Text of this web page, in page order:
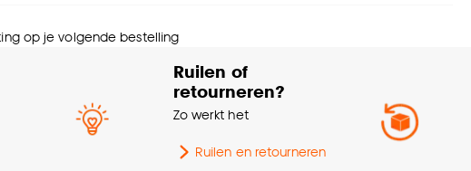
Interieurstijl Modern
60 CM
op je volgende bestelling
Ruilen of
retourneren?
Zo werkt het
Ruilen en retourneren